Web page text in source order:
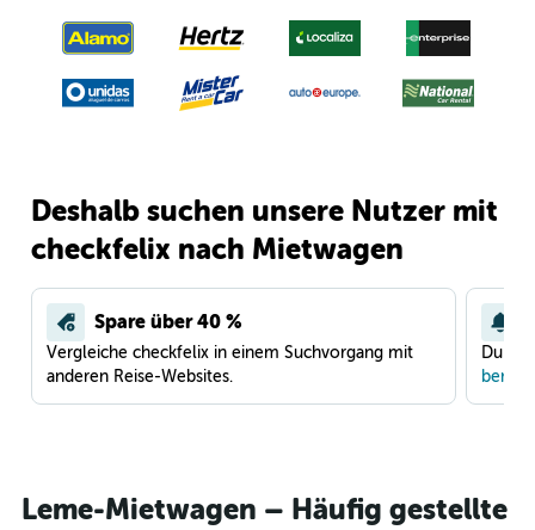
Deshalb suchen unsere Nutzer mit
checkfelix nach Mietwagen
Spare über 40 %
Vergleiche checkfelix in einem Suchvorgang mit
anderen Reise-Websites.
Du
Leme-Mietwagen – Häufig gestellte